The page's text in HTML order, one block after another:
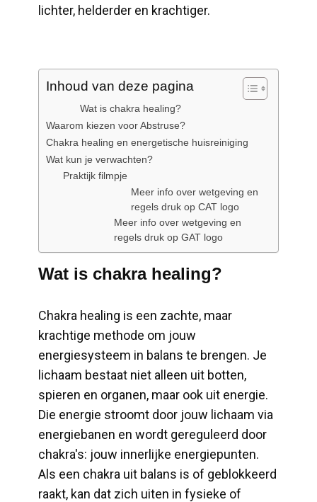
lichter, helderder en krachtiger.
Inhoud van deze pagina
​Wat is chakra healing?
​Waarom kiezen voor Abstruse?
​Chakra healing en energetische huisreiniging
​Wat kun je verwachten?
Praktijk filmpje
Meer info over wetgeving en
regels druk op CAT logo
Meer info over wetgeving en
regels druk op GAT logo
​Wat is chakra healing?
​Chakra healing is een zachte, maar
krachtige methode om jouw
energiesysteem in balans te brengen. Je
lichaam bestaat niet alleen uit botten,
spieren en organen, maar ook uit energie.
Die energie stroomt door jouw lichaam via
energiebanen en wordt gereguleerd door
chakra's: jouw innerlijke energiepunten.
Als een chakra uit balans is of geblokkeerd
raakt, kan dat zich uiten in fysieke of